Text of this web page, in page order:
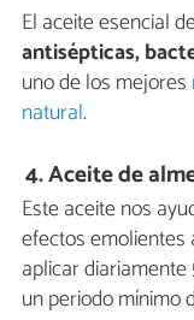
El aceite esencial
antisépticas,
uno de los mejores
natural.
4. Aceite de
Este aceite nos
efectos emolientes
aplicar
un periodo mínimo